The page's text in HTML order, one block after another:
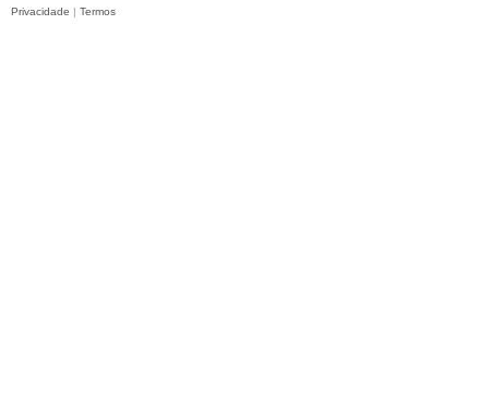
Privacidade | Termos